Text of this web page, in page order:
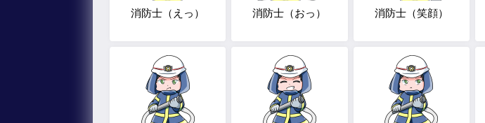
消防士（えっ） 消防士（おっ） 消防士（笑顔）